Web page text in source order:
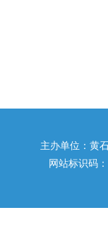
主办单位：黄
网站标识码